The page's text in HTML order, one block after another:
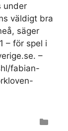
under
väldigt bra
säger
– för spel i
–
fabian-